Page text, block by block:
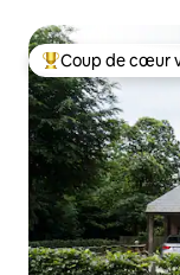
Coup de cœur
Coup de cœur